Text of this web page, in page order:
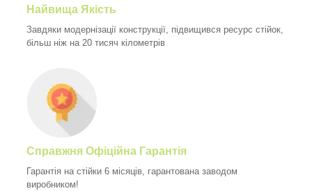
Найвища Якість
Завдяки модернізації конструкції, підвищився ресурс стійок,
більш ніж на 20 тисяч кілометрів
Справжня Офіційна Гарантія
Гарантія на стійки 6 місяців, гарантована заводом
виробником!